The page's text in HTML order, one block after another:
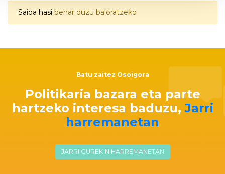
Saioa hasi behar duzu baloratzeko
Batu zaitez Osoigora
Politikaria bazara eta parte
hartzeko interesa baduzu,Jarri
harremanetan
JARRI GUREKIN HARREMANETAN